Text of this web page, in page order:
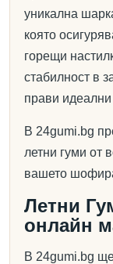
уникална
която
горещи
стабилност в
прави
В 24gumi.bg
летни гуми от
вашето
Летни
онлайн
В 24gumi.bg